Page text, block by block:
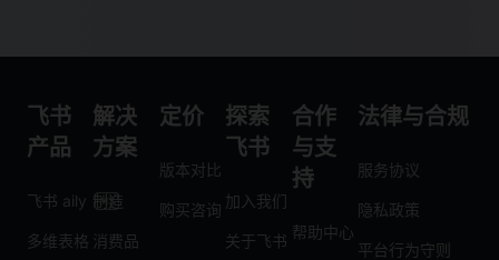
飞书
产品
飞书 aily
多维表格
解决
方案
制造
消费品
定价
版本对比
购买咨询
探索
飞书
加入我们
关于飞书
合作
与支
持
帮助中心
法律与合规
服务协议
隐私政策
平台行为守则